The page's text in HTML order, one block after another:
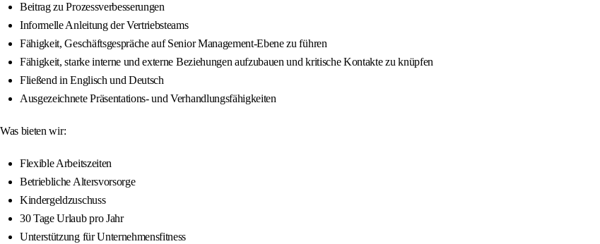
Beitrag zu Prozessverbesserungen
Informelle Anleitung der Vertriebsteams
Fähigkeit, Geschäftsgespräche auf Senior Management-Ebene zu führen
Fähigkeit, starke interne und externe Beziehungen aufzubauen und kritische Kontakte zu knüpfen
Fließend in Englisch und Deutsch
Ausgezeichnete Präsentations- und Verhandlungsfähigkeiten
Was bieten wir:
Flexible Arbeitszeiten
Betriebliche Altersvorsorge
Kindergeldzuschuss
30 Tage Urlaub pro Jahr
Unterstützung für Unternehmensfitness